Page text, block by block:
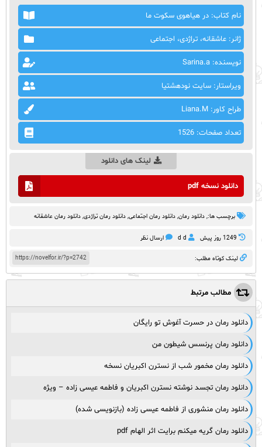
نام کتاب: در هیاهوی سکوت ما
ژانر: عاشقانه، تراژدی، اجتماعی
نویسنده: Sarina.a
ویراستار: سایت نودهشتیا
طراح کاور: Liana.M
تعداد صفحات: 1526
لینک های دانلود
دانلود نسخه pdf
برچسب ها:, دانلود رمان, دانلود رمان اجتماعی‌, دانلود رمان تراژدی, دانلود رمان عاشقانه
1249 روز پيش d d ارسال نظر
https://novelfor.ir/?p=2742 لینک کوتاه مطلب:
مطالب مرتبط
دانلود رمان در حسرت آغوش تو رایگان
دانلود رمان پرنسس شیطون من
دانلود رمان مخمور شب از نسترن اکبریان نسخه
دانلود رمان تجسد نوشته نسترن اکبریان و فاطمه عیسی زاده – ویژه
دانلود رمان منشوری از فاطمه عیسی زاده (بازنویسی شده)
دانلود رمان گریه میکنم برایت اثر الهام pdf